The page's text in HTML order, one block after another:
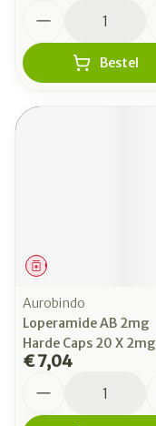
Bestel
Geneesmiddel
Aurobindo
Loperamide AB 2mg
Harde Caps 20 X 2mg
€ 7,04